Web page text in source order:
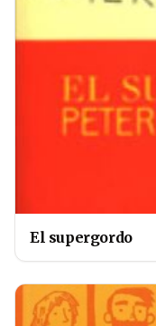
El supergordo